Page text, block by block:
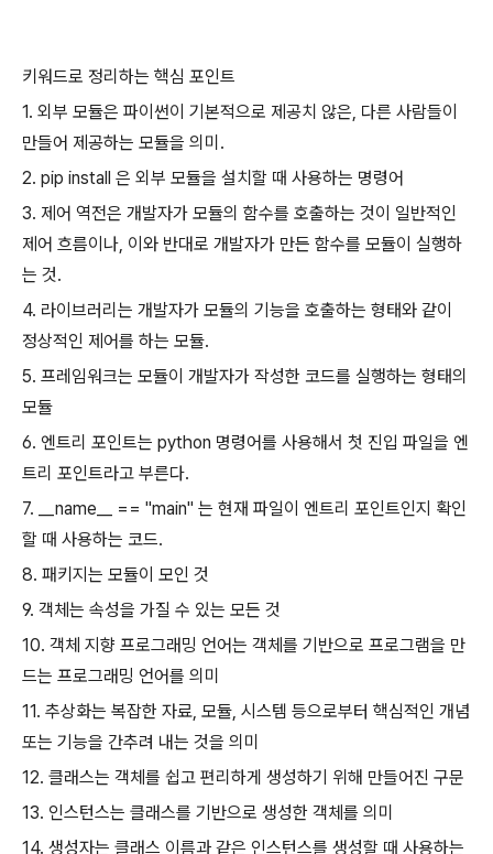
키워드로 정리하는 핵심 포인트
1. 외부 모듈은 파이썬이 기본적으로 제공치 않은, 다른 사람들이
만들어 제공하는 모듈을 의미.
2. pip install 은 외부 모듈을 설치할 때 사용하는 명령어
3. 제어 역전은 개발자가 모듈의 함수를 호출하는 것이 일반적인
제어 흐름이나, 이와 반대로 개발자가 만든 함수를 모듈이 실행하
는 것.
4. 라이브러리는 개발자가 모듈의 기능을 호출하는 형태와 같이
정상적인 제어를 하는 모듈.
5. 프레임워크는 모듈이 개발자가 작성한 코드를 실행하는 형태의
모듈
6. 엔트리 포인트는 python 명령어를 사용해서 첫 진입 파일을 엔
트리 포인트라고 부른다.
7. __name__ == "main" 는 현재 파일이 엔트리 포인트인지 확인
할 때 사용하는 코드.
8. 패키지는 모듈이 모인 것
9. 객체는 속성을 가질 수 있는 모든 것
10. 객체 지향 프로그래밍 언어는 객체를 기반으로 프로그램을 만
드는 프로그래밍 언어를 의미
11. 추상화는 복잡한 자료, 모듈, 시스템 등으로부터 핵심적인 개념
또는 기능을 간추려 내는 것을 의미
12. 클래스는 객체를 쉽고 편리하게 생성하기 위해 만들어진 구문
13. 인스턴스는 클래스를 기반으로 생성한 객체를 의미
14. 생성자는 클래스 이름과 같은 인스턴스를 생성할 때 사용하는